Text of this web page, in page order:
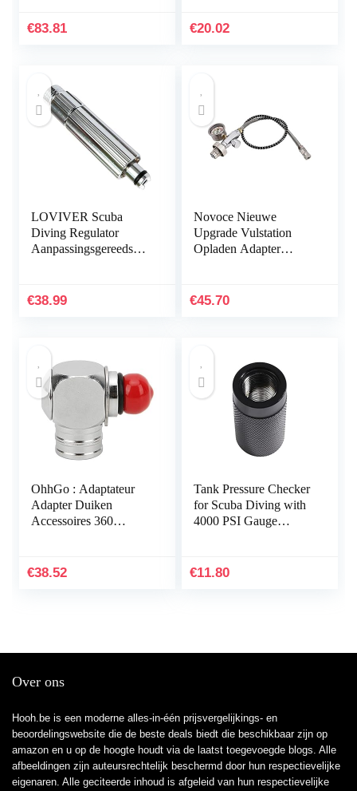
€83.81 €20.02
LOVIVER Scuba
Diving Regulator
Aanpassingsgereedscha
Aanpassingsgereedscha
€38.99
Novoce Nieuwe
Upgrade Vulstation
Opladen Adapter
232/300Bar Connector
€45.70
OhhGo : Adaptateur
Adapter Duiken
Accessoires 360
2e Midden Lage Druk
€38.52
Tank Pressure Checker
for Scuba Diving with
4000 PSI Gauge
€11.80
Over ons
Hooh.be is een moderne alles-in-één prijsvergelijkings- en
beoordelingswebsite die de beste deals biedt die beschikbaar zijn op
amazon en u op de hoogte houdt via de laatst toegevoegde blogs. Alle
afbeeldingen zijn auteursrechtelijk beschermd door hun respectievelijke
eigenaren. Alle geciteerde inhoud is afgeleid van hun respectievelijke